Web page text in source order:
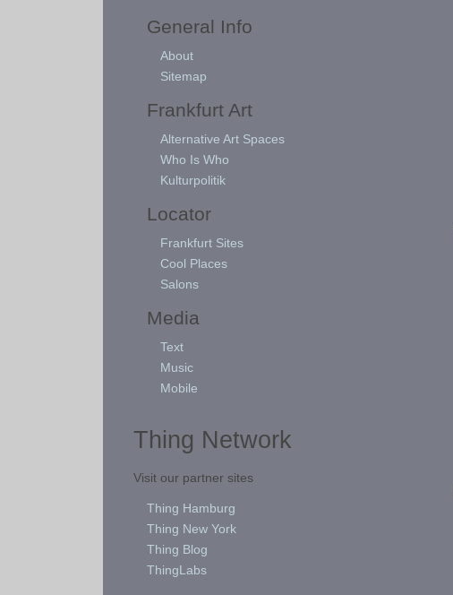
General Info
About
Sitemap
Frankfurt Art
Alternative Art Spaces
Who Is Who
Kulturpolitik
Locator
Frankfurt Sites
Cool Places
Salons
Media
Text
Music
Mobile
Thing Network
Visit our partner sites
Thing Hamburg
Thing New York
Thing Blog
ThingLabs